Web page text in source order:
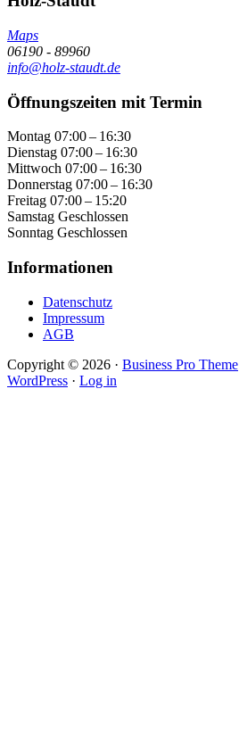
Maps
06190 - 89960
info@holz-staudt.de
Öffnungszeiten mit Termin
Montag 07:00 – 16:30
Dienstag 07:00 – 16:30
Mittwoch 07:00 – 16:30
Donnerstag 07:00 – 16:30
Freitag 07:00 – 15:20
Samstag Geschlossen
Sonntag Geschlossen
Informationen
Datenschutz
Impressum
AGB
Copyright © 2026 · Business Pro Theme
WordPress · Log in